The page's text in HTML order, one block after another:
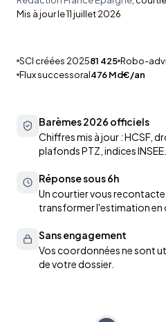
Mis à jour le11 juillet 2026
SCI créées 202581 425 Robo-
Flux successoral476 Md€/an
Barèmes 2026 officiels
Chiffres mis à jour : HCSF,
plafonds PTZ, indices INSEE.
Réponse sous 6h
Un courtier vous
transformer l'estimation en
Sans engagement
Vos coordonnées ne sont
de votre dossier.